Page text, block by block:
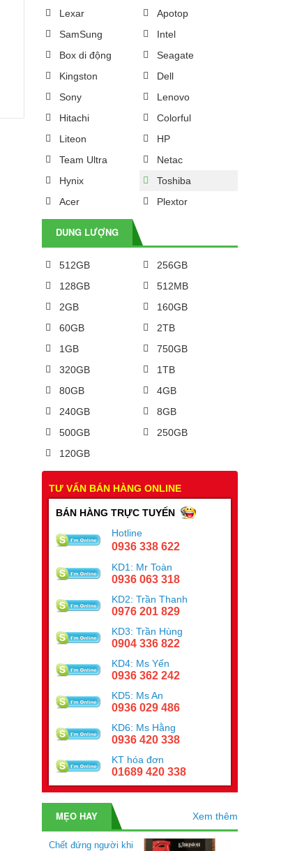
Lexar
Apotop
SamSung
Intel
Box di động
Seagate
Kingston
Dell
Sony
Lenovo
Hitachi
Colorful
Liteon
HP
Team Ultra
Netac
Hynix
Toshiba
Acer
Plextor
DUNG LƯỢNG
512GB
256GB
128GB
512MB
2GB
160GB
60GB
2TB
1GB
750GB
320GB
1TB
80GB
4GB
240GB
8GB
500GB
250GB
120GB
TƯ VẤN BÁN HÀNG ONLINE
BÁN HÀNG TRỰC TUYẾN
Hotline
0936 338 622
KD1: Mr Toàn
0936 063 318
KD2: Trần Thanh
0976 201 829
KD3: Trần Hùng
0904 336 822
KD4: Ms Yến
0936 362 242
KD5: Ms An
0936 029 486
KD6: Ms Hằng
0936 420 338
KT hóa đơn
01689 420 338
MẸO HAY Xem thêm
Chết đứng người khi